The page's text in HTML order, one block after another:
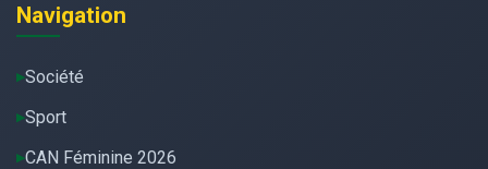
Navigation
Société
Sport
CAN Féminine 2026